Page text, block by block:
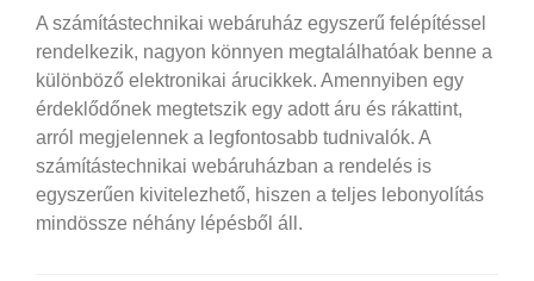
A számítástechnikai webáruház egyszerű felépítéssel
rendelkezik, nagyon könnyen megtalálhatóak benne a
különböző elektronikai árucikkek. Amennyiben egy
érdeklődőnek megtetszik egy adott áru és rákattint,
arról megjelennek a legfontosabb tudnivalók. A
számítástechnikai webáruházban a rendelés is
egyszerűen kivitelezhető, hiszen a teljes lebonyolítás
mindössze néhány lépésből áll.